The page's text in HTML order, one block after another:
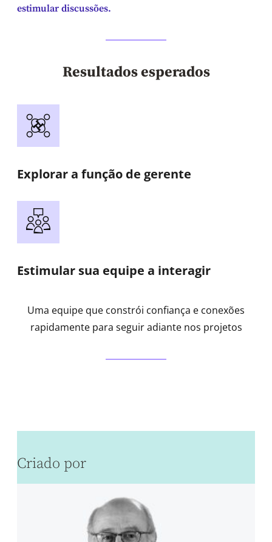
estimular discussões.
Resultados esperados
Explorar a função de gerente
Estimular sua equipe a interagir
Uma equipe que constrói confiança e conexões
rapidamente para seguir adiante nos projetos
Criado por